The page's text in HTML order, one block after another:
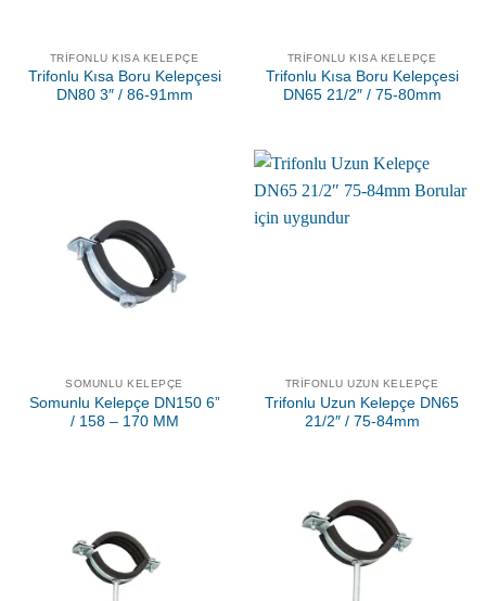
TRIFONLU KISA KELEPÇE
Trifonlu Kısa Boru Kelepçesi
DN80 3″ / 86-91mm
TRIFONLU KISA KELEPÇE
Trifonlu Kısa Boru Kelepçesi
DN65 21/2″ / 75-80mm
SOMUNLU KELEPÇE
Somunlu Kelepçe DN150 6”
/ 158 – 170 MM
TRIFONLU UZUN KELEPÇE
Trifonlu Uzun Kelepçe DN65
21/2″ / 75-84mm